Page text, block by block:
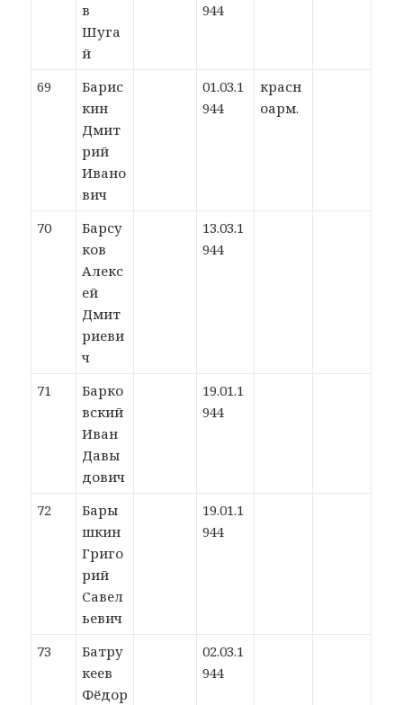
в
Шуга
й
944
69
Барис
кин
Дмит
рий
Ивано
вич
01.03.1
944
красн
оарм.
70
Барсу
ков
Алекс
ей
Дмит
риеви
ч
13.03.1
944
71
Барко
вский
Иван
Давы
дович
19.01.1
944
72
Бары
шкин
Григо
рий
Савел
ьевич
19.01.1
944
73
Батру
кеев
Фёдор
02.03.1
944